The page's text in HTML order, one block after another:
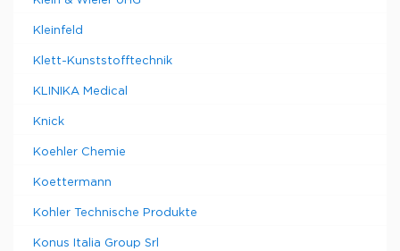
Kleinfeld
Klett-Kunststofftechnik
KLINIKA Medical
Knick
Koehler Chemie
Koettermann
Kohler Technische Produkte
Konus Italia Group Srl